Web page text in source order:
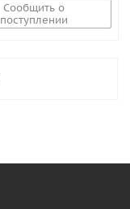
Сообщить о
поступлении